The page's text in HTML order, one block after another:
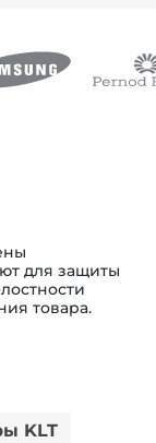
для защиты
товара.
KLT